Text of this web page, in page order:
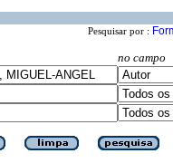
Pesquisar por :
no campo